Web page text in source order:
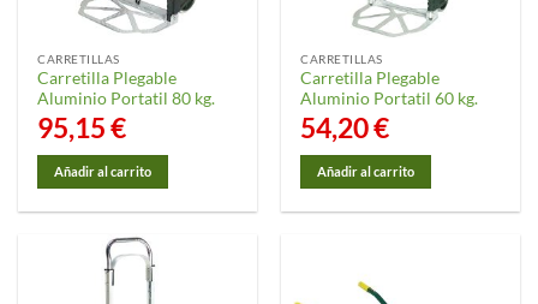
CARRETILLAS
Carretilla Plegable
Aluminio Portatil 80 kg.
95,15€
Añadir al carrito
CARRETILLAS
Carretilla Plegable
Aluminio Portatil 60 kg.
54,20€
Añadir al carrito